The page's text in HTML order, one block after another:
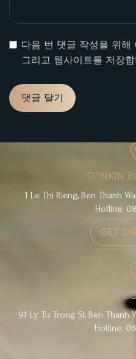
다음 번 댓글 작성을 위
그리고 웹사이트를 저장
TONKIN
1 Le Thi Rieng, Ben Thanh
Hotline:
GET
TONKIN
91 Ly Tu Trong St, Ben Thanh
Hotline:
GET